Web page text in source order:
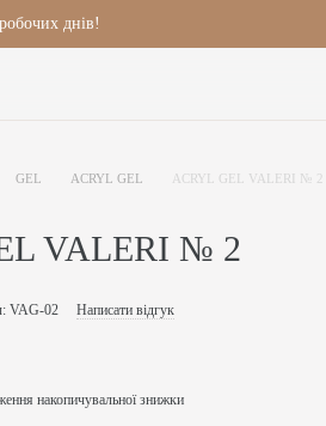
днів!
GEL ACRYL GEL ACRYL GEL VALERI № 2
VALERI № 2
VAG-02 Написати відгук
накопичувальної знижки